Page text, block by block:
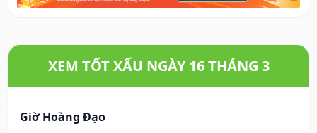
XEM TỐT XẤU NGÀY 16 THÁNG 3
Giờ Hoàng Đạo